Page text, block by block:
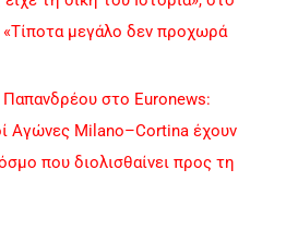
«Τίποτα μεγάλο δεν προχωρά
στο Euronews:
Αγώνες Milano–Cortina έχουν
που διολισθαίνει προς τη